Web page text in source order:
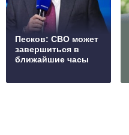
Песков: СВО может
завершиться в
ближайшие часы